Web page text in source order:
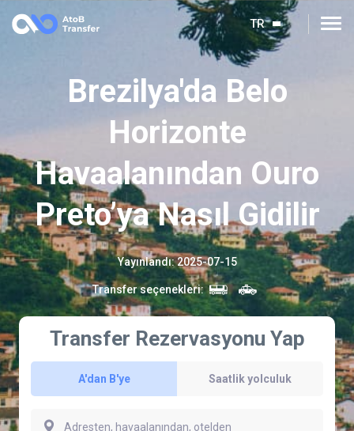
TR
Brezilya'da Belo
Horizonte
Havaalanından Ouro
Preto’ya Nasıl Gidilir
Yayınlandı:2025-07-15
Transfer seçenekleri:
Transfer Rezervasyonu Yap
A'dan B'ye Saatlik yolculuk